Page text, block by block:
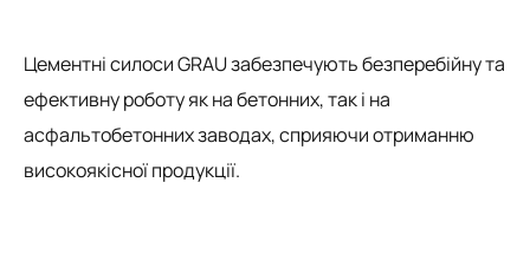
Цементні силоси GRAU забезпечують безперебійну та
ефективну роботу як на бетонних, так і на
асфальтобетонних заводах, сприяючи отриманню
високоякісної продукції.